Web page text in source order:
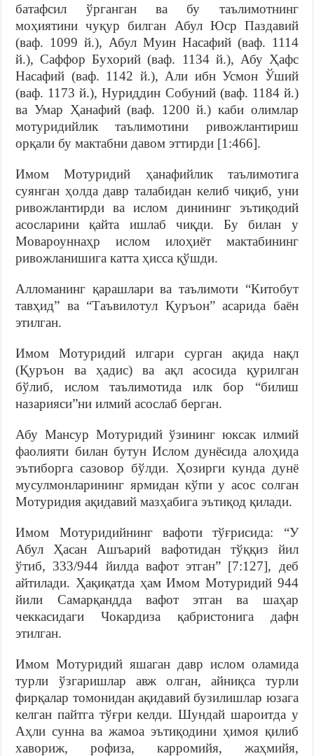
батафсил ўрганган ва бу таълимотнинг
моҳиятини чуқур билган Абул Юср Паздавий
(ваф. 1099 й.), Абул Муин Насафий (ваф. 1114
й.), Саффор Бухорий (ваф. 1134 й.), Абу Ҳафс
Насафий (ваф. 1142 й.), Али ибн Усмон Ўший
(ваф. 1173 й.), Нуриддин Собуний (ваф. 1184 й.)
ва Умар Ҳанафий (ваф. 1200 й.) каби олимлар
мотуридийлик таълимотини ривожлантириш
орқали бу мактабни давом эттирди [1:466].
Имом Мотуридий ҳанафийлик таълимотига
суянган ҳолда давр талабидан келиб чиқиб, уни
ривожлантирди ва ислом динининг эътиқодий
асосларини қайта ишлаб чиқди. Бу билан у
Мовароуннаҳр ислом илоҳиёт мактабининг
ривожланишига катта ҳисса қўшди.
Алломанинг қарашлари ва таълимоти “Китобут
тавҳид” ва “Таъвилотул Қуръон” асарида баён
этилган.
Имом Мотуридий илгари сурган ақида нақл
(Қуръон ва ҳадис) ва ақл асосида қурилган
бўлиб, ислом таълимотида илк бор “билиш
назарияси”ни илмий асослаб берган.
Абу Мансур Мотуридий ўзининг юксак илмий
фаолияти билан бутун Ислом дунёсида алоҳида
эътиборга сазовор бўлди. Ҳозирги кунда дунё
мусулмонларининг ярмидан кўпи у асос солган
Мотуридия ақидавий мазҳабига эътиқод қилади.
Имом Мотуридийнинг вафоти тўғрисида: “У
Абул Ҳасан Ашъарий вафотидан тўққиз йил
ўтиб, 333/944 йилда вафот этган” [7:127], деб
айтилади. Ҳақиқатда ҳам Имом Мотуридий 944
йили Самарқандда вафот этган ва шаҳар
чеккасидаги Чокардиза қабристонига дафн
этилган.
Имом Мотуридий яшаган давр ислом оламида
турли ўзгаришлар авж олган, айниқса турли
фирқалар томонидан ақидавий бузилишлар юзага
келган пайтга тўғри келди. Шундай шароитда у
Аҳли сунна ва жамоа эътиқодини ҳимоя қилиб
хавориж, рофиза, карромийя, жаҳмийя,